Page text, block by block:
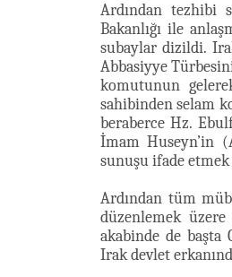
Ardından tezhibi
Bakanlığı ile
subaylar dizildi.
Abbasiyye
komutunun
sahibinden selam
beraberce Hz.
İmam Huseyn’in
sunuşu ifade
Ardından tüm
düzenlemek
akabinde de başta
Irak devlet